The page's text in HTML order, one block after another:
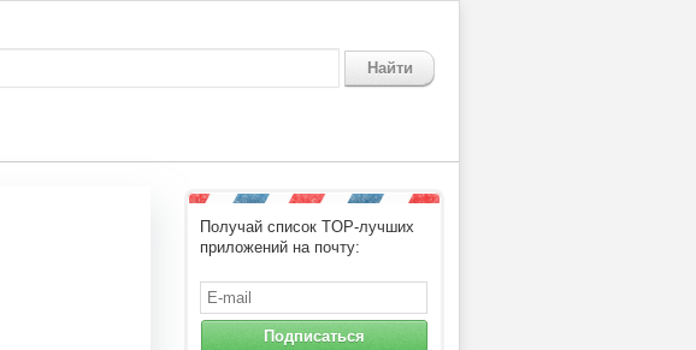
Найти
Получай список TOP-лучших
приложений на почту:
Подписаться